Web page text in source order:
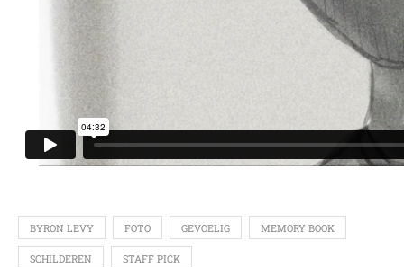
BYRON LEVY FOTO GEVOELIG MEMORY BOOK
SCHILDEREN STAFF PICK